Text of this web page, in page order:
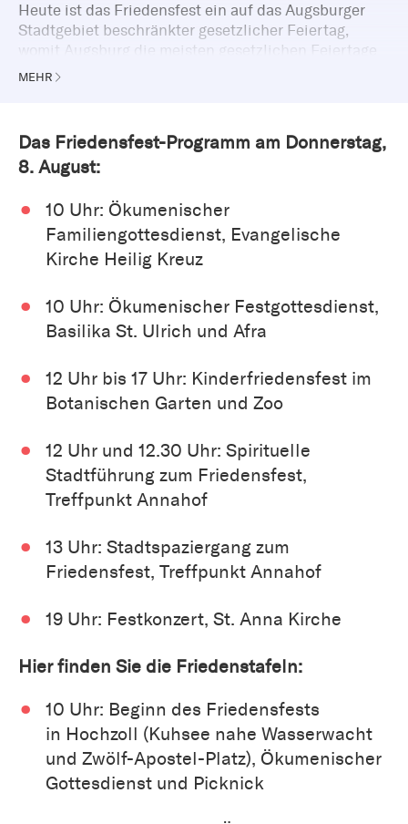
Heute ist das Friedensfest ein auf das Augsburger
Stadtgebiet beschränkter gesetzlicher Feiertag,
womit Augsburg die meisten gesetzlichen Feiertage
in Deutschland besitzt.
MEHR
Das Friedensfest-Programm am Donnerstag,
8. August:
10 Uhr: Ökumenischer
Familiengottesdienst, Evangelische
Kirche Heilig Kreuz
10 Uhr: Ökumenischer Festgottesdienst,
Basilika St. Ulrich und Afra
12 Uhr bis 17 Uhr: Kinderfriedensfest im
Botanischen Garten und Zoo
12 Uhr und 12.30 Uhr: Spirituelle
Stadtführung zum Friedensfest,
Treffpunkt Annahof
13 Uhr: Stadtspaziergang zum
Friedensfest, Treffpunkt Annahof
19 Uhr: Festkonzert, St. Anna Kirche
Hier finden Sie die Friedenstafeln:
10 Uhr: Beginn des Friedensfests
in Hochzoll (Kuhsee nahe Wasserwacht
und Zwölf-Apostel-Platz), Ökumenischer
Gottesdienst und Picknick